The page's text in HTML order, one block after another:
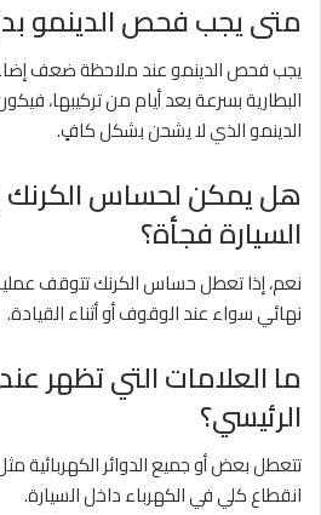
متى يجب فحص الدينمو
يجب فحص الدينمو عند ملاحظة ضعف
البطارية بسرعة بعد أيام من تركيبها،
الدينمو الذي لا يشحن بشكل كافٍ.
هل يمكن لحساس الكرنك
السيارة فجأة؟
نعم، إذا تعطل حساس الكرنك تتوقف
نهائي سواء عند الوقوف أو أثناء القيادة.
ما العلامات التي تظهر
الرئيسي؟
تتعطل بعض أو جميع الدوائر الكهربائية
انقطاع كلي في الكهرباء داخل السيارة.